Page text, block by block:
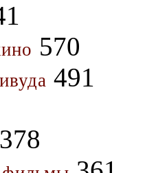
570
491
378